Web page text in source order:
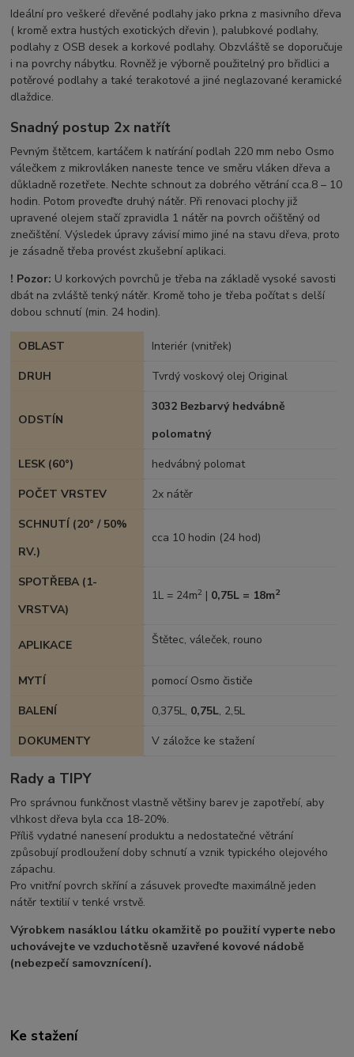
Ideální pro veškeré dřevěné podlahy jako prkna z masivního dřeva
( kromě extra hustých exotických dřevin ), palubkové podlahy,
podlahy z OSB desek a korkové podlahy. Obzvláště se doporučuje
i na povrchy nábytku. Rovněž je výborně použitelný pro břidlici a
potěrové podlahy a také terakotové a jiné neglazované keramické
dlaždice.
Snadný postup 2x natřít
Pevným štětcem, kartáčem k natírání podlah 220 mm nebo Osmo
válečkem z mikrovláken naneste tence ve směru vláken dřeva a
důkladně rozetřete. Nechte schnout za dobrého větrání cca.8 – 10
hodin. Potom proveďte druhý nátěr. Při renovaci plochy již
upravené olejem stačí zpravidla 1 nátěr na povrch očištěný od
znečištění. Výsledek úpravy závisí mimo jiné na stavu dřeva, proto
je zásadně třeba provést zkušební aplikaci.
! Pozor: U korkových povrchů je třeba na základě vysoké savosti
dbát na zvláště tenký nátěr. Kromě toho je třeba počítat s delší
dobou schnutí (min. 24 hodin).
OBLAST
Interiér (vnitřek)
DRUH
Tvrdý voskový olej Original
ODSTÍN
3032 Bezbarvý hedvábně
polomatný
LESK (60°)
hedvábný polomat
POČET VRSTEV
2x nátěr
SCHNUTÍ (20° / 50%
RV.)
cca 10 hodin (24 hod)
SPOTŘEBA (1-
VRSTVA)
1L = 24m2 | 0,75L = 18m2
APLIKACE Štětec, váleček, rouno
MYTÍ
pomocí Osmo čističe
BALENÍ
0,375L, 0,75L, 2,5L
DOKUMENTY
V záložce ke stažení
Rady a TIPY
Pro správnou funkčnost vlastně většiny barev je zapotřebí, aby
vlhkost dřeva byla cca 18-20%.
Příliš vydatné nanesení produktu a nedostatečné větrání
způsobují prodloužení doby schnutí a vznik typického olejového
zápachu.
Pro vnitřní povrch skříní a zásuvek proveďte maximálně jeden
nátěr textilií v tenké vrstvě.
Výrobkem nasáklou látku okamžitě po použití vyperte nebo
uchovávejte ve vzduchotěsně uzavřené kovové nádobě
(nebezpečí samovznícení).
Ke stažení